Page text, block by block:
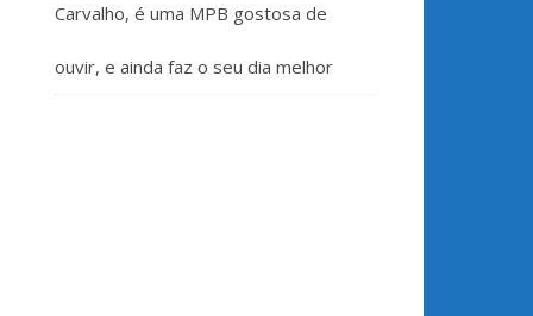
Carvalho, é uma MPB gostosa de
ouvir, e ainda faz o seu dia melhor